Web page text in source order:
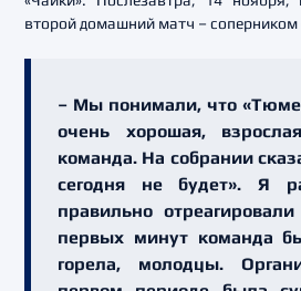
второй домашний матч –
– Мы понимали, что
очень хорошая,
команда. На собрании
сегодня не будет». Я
правильно
первых минут команда
горела, молодцы.